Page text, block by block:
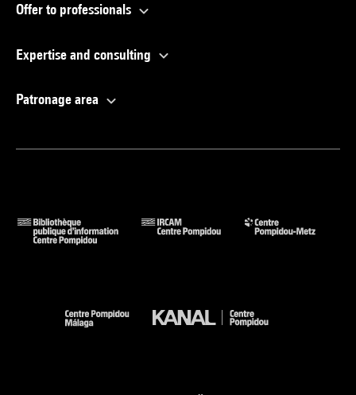
Offer to professionals
Expertise and consulting
Patronage area